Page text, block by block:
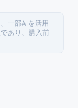
一部AIを活用
あり、購入前